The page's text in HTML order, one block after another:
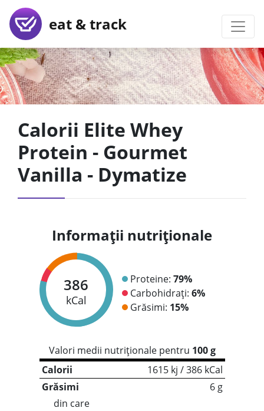
eat & track
Calorii Elite Whey
Protein - Gourmet
Vanilla - Dymatize
Informații nutriționale
386
kCal
Proteine: 79%
Carbohidrați: 6%
Grăsimi: 15%
Valori medii nutriționale pentru 100 g
Calorii
1615 kj / 386 kCal
Grăsimi
6 g
din care